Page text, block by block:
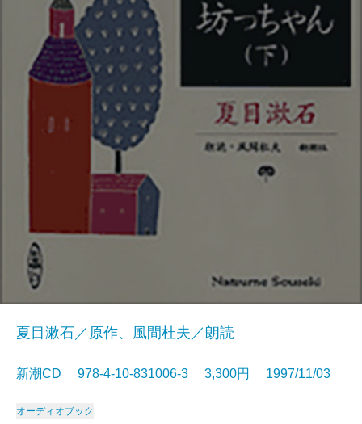
夏目漱石／原作、風間杜夫／朗読
新潮CD 978-4-10-831006-3 3,300円 1997/11/03
オーディオブック